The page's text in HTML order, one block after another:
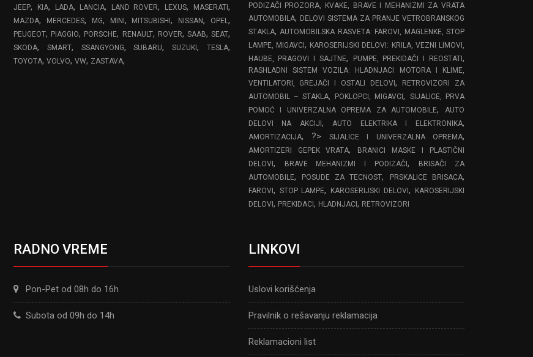
JEEP, KIA, LADA, LANCIA, LAND ROVER, LEXUS, MASERATI,
MAZDA, MERCEDES, MG, MINI, MITSUBISHI, NISSAN, OPEL ,
PEUGEOT, PIAGGIO, PORSCHE, RENAULT, ROVER, SAAB, SEAT,
SKODA, SMART, SSANGYONG,SUBARU,SUZUKI, TESLA,
TOYOTA,VOLVO,VW, ZASTAVA,
PODIZAČI PROZORA, KVAKE, BRAVE I MEHANIZMI ZA VRATA
AUTOMOBILA, DELOVI SISTEMA ZA PRANJE VETROBRANSKOG
STAKLA, AUTOMOBILSKA RASVETA: FAROVI, MAGLENKE, STOP
LAMPE, MIGAVCI, KAROSERIJSKI DELOVI: KRILA, VEZNI LIMOVI,
HAUBE, PRAGOVI I SAJTNE, PUMPE, PREKIDAČI I REOSTATI,
RASHLADNI SISTEM VOZILA: HLADNJACI MOTORA I KLIME,
VENTILATORI, GREJAČI I OSTALI DELOVI,
RETROVIZORI ZA
AUTOMOBIL – STAKLA, POKLOPCI, MIGAVCI,
SIJALICE, PRVA
POMOĆ I UNIVERZALNA OPREMA ZA AUTOMOBILE,
AUTO
DELOVI NA AKCIJI, AUTO ELEKTRIKA I ELEKTRONIKA,
AMORTIZACIJA, ?>SIJALICE I UNIVERZALNA OPREMA,
AMORTIZERI GEPEK VRATA,
BRANICI MASKE I PLASTIČNI
DELOVI, BRAVE MEHANIZMI I PODIZAČI,
BRISAČI ZA
AUTOMOBILE, POSUDE ZA TECNOST, PRSKALICE BRISACA,
FAROVI, STOP LAMPE, KAROSERIJSKI DELOVI,
KAROSERIJSKI
DELOVI, PREKIDACI, HLADNJACI, RETROVIZORI
RADNO VREME
Pon-Pet od 08h do 16h
Subota od 09h do 14h
LINKOVI
Uslovi korišćenja
Pravilnik o rešavanju reklamacija
Reklamacioni list